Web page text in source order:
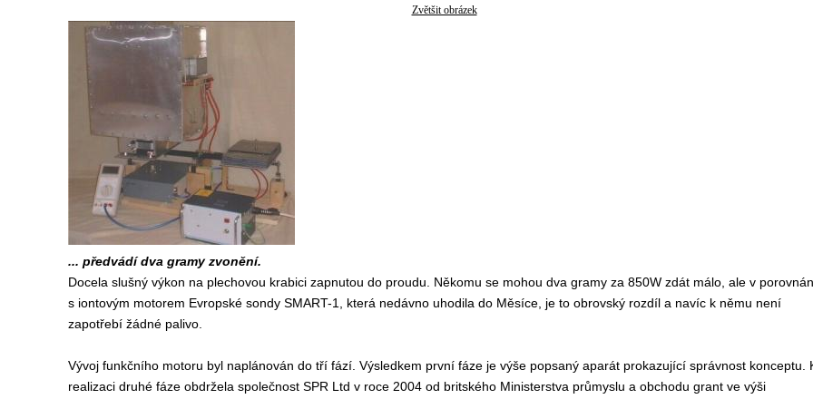
Zvětšit obrázek
... předvádí dva gramy zvonění.
Docela slušný výkon na plechovou krabici zapnutou do proudu. Někomu se mohou dva gramy za 850W zdát málo, ale v
s iontovým motorem Evropské sondy SMART-1, která nedávno uhodila do Měsíce, je to obrovský rozdíl a navíc k němu není
zapotřebí žádné palivo.
Vývoj funkčního motoru byl naplánován do tří fází. Výsledkem první fáze je výše popsaný aparát prokazující správnost konceptu.
realizaci druhé fáze obdržela společnost SPR Ltd v roce 2004 od britského Ministerstva průmyslu a obchodu grant ve výši